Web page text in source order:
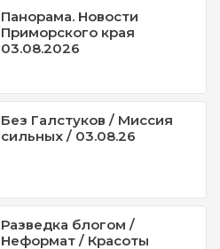
Панорама. Новости
Приморского края
03.08.2026
Без Галстуков / Миссия
сильных / 03.08.26
Разведка блогом /
Неформат / Красоты